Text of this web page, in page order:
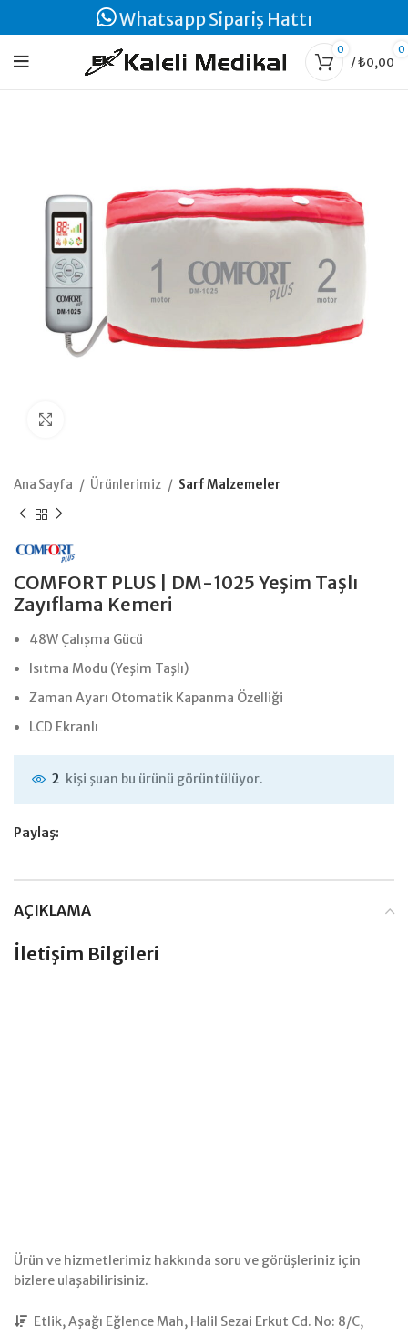
Whatsapp Sipariş Hattı
0 0
/₺0,00
Ana Sayfa Ürünlerimiz Sarf Malzemeler
COMFORT PLUS | DM-1025 Yeşim Taşlı
Zayıflama Kemeri
48W Çalışma Gücü
Isıtma Modu (Yeşim Taşlı)
Zaman Ayarı Otomatik Kapanma Özelliği
LCD Ekranlı
2 kişi şuan bu ürünü görüntülüyor.
Paylaş:
AÇIKLAMA
İletişim Bilgileri
Ürün ve hizmetlerimiz hakkında soru ve görüşleriniz için
bizlere ulaşabilirisiniz.
Etlik, Aşağı Eğlence Mah, Halil Sezai Erkut Cd. No: 8/C,